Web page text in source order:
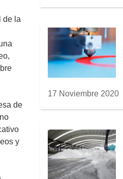
de la
de
y
17 Noviembre 2020